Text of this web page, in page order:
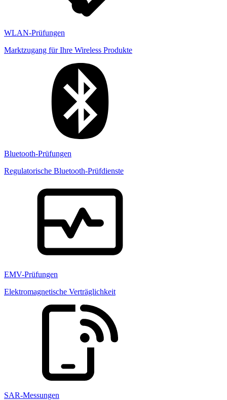
WLAN-Prüfungen
Marktzugang für Ihre Wireless Produkte
Bluetooth-Prüfungen
Regulatorische Bluetooth-Prüfdienste
EMV-Prüfungen
Elektromagnetische Verträglichkeit
SAR-Messungen